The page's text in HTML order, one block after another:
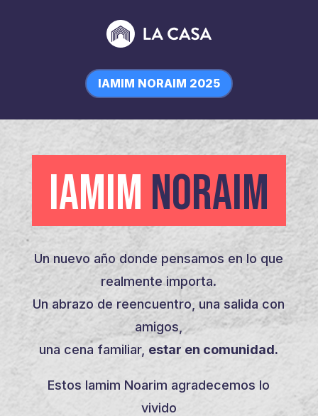
IAMIM NORAIM 2025
IAMIM NORAIM
Un nuevo año donde pensamos en lo que
realmente importa.
Un abrazo de reencuentro, una salida con
amigos,
una cena familiar, estar en comunidad.
Estos Iamim Noarim agradecemos lo
vivido